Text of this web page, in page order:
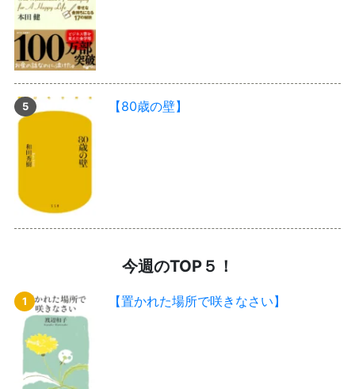
【80歳の壁】
今週のTOP５！
【置かれた場所で咲きなさい】